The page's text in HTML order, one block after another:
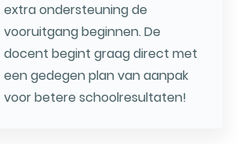
extra ondersteuning de
vooruitgang beginnen. De
docent begint graag direct met
een gedegen plan van aanpak
voor betere schoolresultaten!